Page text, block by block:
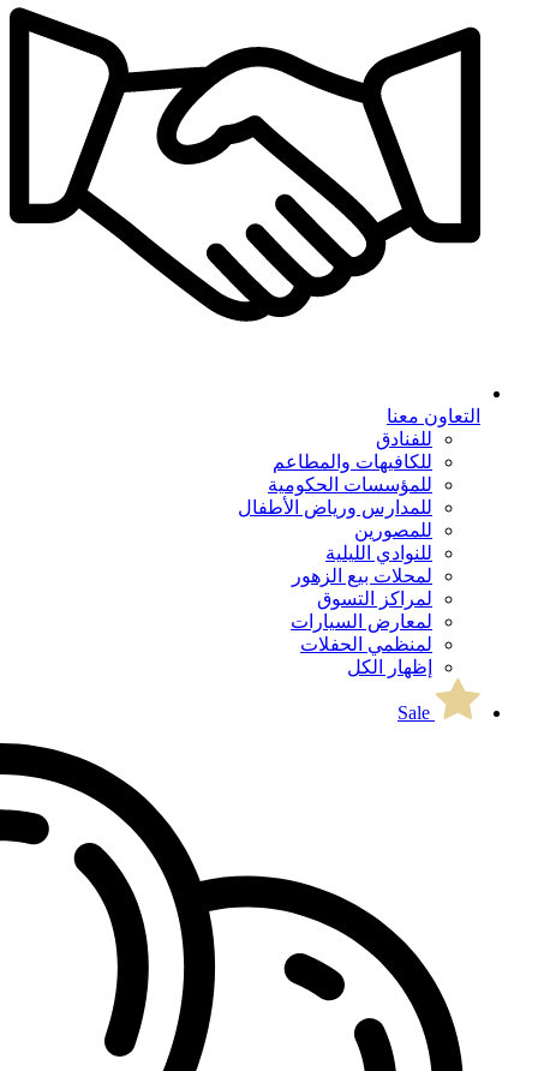
التعاون معنا
للفنادق
للكافيهات والمطاعم
للمؤسسات الحكومية
للمدارس ورياض الأطفال
للمصورين
للنوادي الليلية
لمحلات بيع الزهور
لمراكز التسوق
لمعارض السيارات
لمنظمي الحفلات
إظهار الكل